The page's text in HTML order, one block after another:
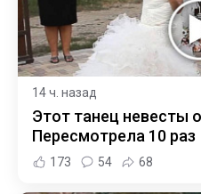
14 ч. назад
Этот танец невесты
Пересмотрела 10 раз
173 54 68